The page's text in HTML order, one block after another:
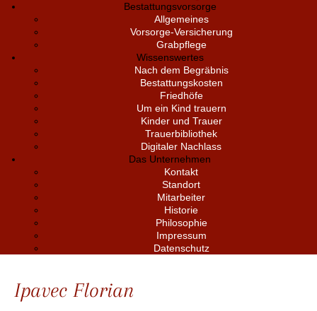
Bestattungsvorsorge
Allgemeines
Vorsorge-Versicherung
Grabpflege
Wissenswertes
Nach dem Begräbnis
Bestattungskosten
Friedhöfe
Um ein Kind trauern
Kinder und Trauer
Trauerbibliothek
Digitaler Nachlass
Das Unternehmen
Kontakt
Standort
Mitarbeiter
Historie
Philosophie
Impressum
Datenschutz
Ipavec Florian